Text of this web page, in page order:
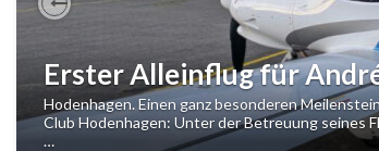
Erster Alleinflug für
Hodenhagen. Einen ganz besonderen
Club Hodenhagen: Unter der Betreuung seines
…